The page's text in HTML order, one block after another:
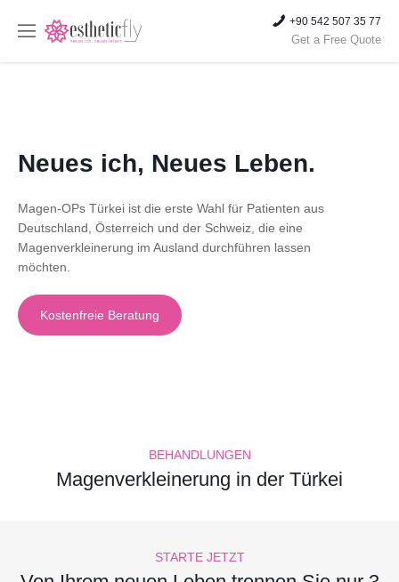
+90 542 507 35 77
Get a Free Quote
Neues ich, Neues Leben.
Magen-OPs Türkei ist die erste Wahl für Patienten aus
Deutschland, Österreich und der Schweiz, die eine
Magenverkleinerung im Ausland durchführen lassen
möchten.
Kostenfreie Beratung
BEHANDLUNGEN
Magenverkleinerung in der Türkei
STARTE JETZT